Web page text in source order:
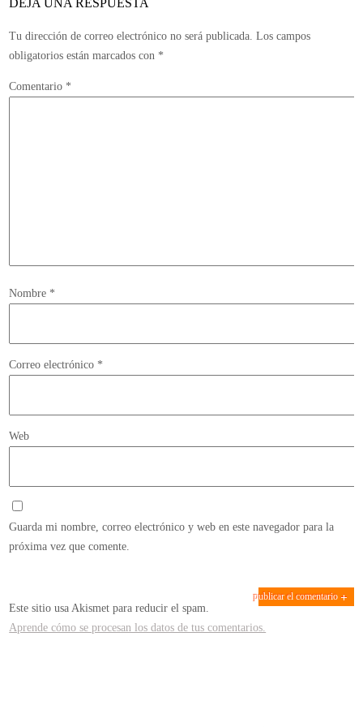
Tu dirección de correo electrónico no será publicada. Los campos
obligatorios están marcados con *
Comentario *
Nombre *
Correo electrónico *
Web
Guarda mi nombre, correo electrónico y web en este navegador para la
próxima vez que comente.
Este sitio usa Akismet para reducir el spam.
Aprende cómo se procesan los datos de tus comentarios.